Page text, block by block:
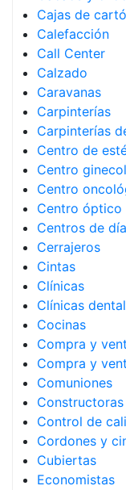
Cajas de
Calefacción
Call Center
Calzado
Caravanas
Carpinterías
Carpinterías
Centro de
Centro
Centro
Centro óptico
Centros de día
Cerrajeros
Cintas
Clínicas
Clínicas
Cocinas
Compra y
Compra y
Comuniones
Constructoras
Control de
Cordones y
Cubiertas
Economistas